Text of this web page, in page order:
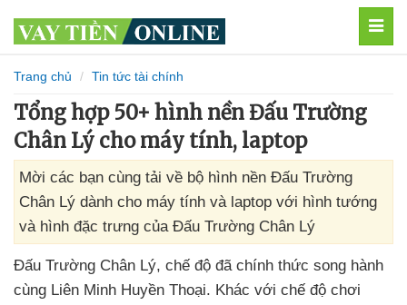
Trang chủ Tin tức tài chính
Tổng hợp 50+ hình nền Đấu Trường
Chân Lý cho máy tính, laptop
Mời các bạn cùng tải về bộ hình nền Đấu Trường
Chân Lý dành cho máy tính và laptop với hình tướng
và hình đặc trưng của Đấu Trường Chân Lý
Đấu Trường Chân Lý, chế độ đã chính thức song hành
cùng Liên Minh Huyền Thoại. Khác với chế độ chơi